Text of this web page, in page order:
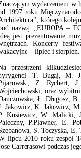
wydarzeniem w
1997 roku
którego
nazwą: „EUROPA –
jest prezentowanie
Koncerty
– lipiec i sierpień.
przestrzeni
T. Bugaj, M.
Z. Rychert,
oraz
Ł. Długosz,
Jakowicz, K. Jakowicz,
Kusiewicz, W. Malicki,
P.Pławner, E.
S. Toczyska,
lipcu 2010 roku zespół
Carrerasowi podczas